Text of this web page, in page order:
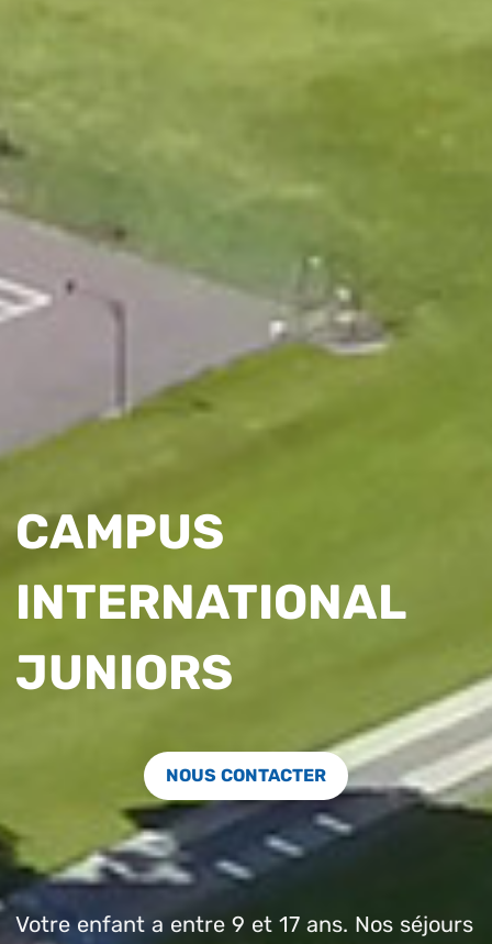
CAMPUS
INTERNATIONAL
JUNIORS
NOUS CONTACTER
Votre enfant a entre 9 et 17 ans. Nos séjours